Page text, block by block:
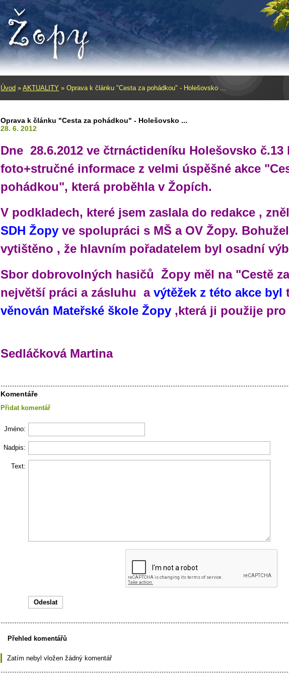
Úvod » AKTUALITY » Oprava k článku "Cesta za pohádkou" - Holešovsko ...
Oprava k článku "Cesta za pohádkou" - Holešovsko ...
28. 6. 2012
Dne 28.6.2012 ve čtrnáctideníku Holešovsko
foto+stručné informace z velmi úspěšné akce
pohádkou", která proběhla v Žopích.
V podkladech, které jsem zaslala do redakce ,
SDH Žopy ve spolupráci s MŠ a OV Žopy.
vytištěno , že hlavním pořadatelem byl osadní
Sbor dobrovolných hasičů Žopy měl na "Cestě
největší práci a zásluhu a výtěžek z této akce byl
věnován Mateřské škole Žopy ,která ji použije
Sedláčková Martina
Komentáře
Přidat komentář
Jméno:
Nadpis:
Text:
Přehled komentářů
Zatím nebyl vložen žádný komentář